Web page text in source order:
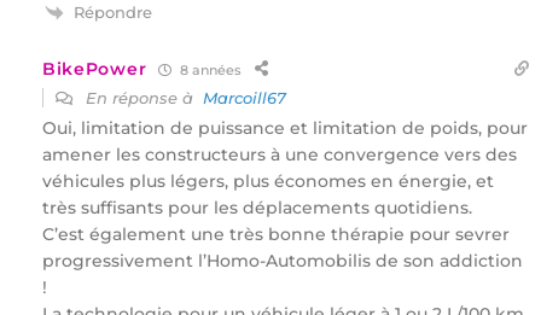
Répondre
BikePower 8 années
En réponse à Marcoill67
Oui, limitation de puissance et limitation de poids, pour
amener les constructeurs à une convergence vers des
véhicules plus légers, plus économes en énergie, et
très suffisants pour les déplacements quotidiens.
C’est également une très bonne thérapie pour sevrer
progressivement l’Homo-Automobilis de son addiction
!